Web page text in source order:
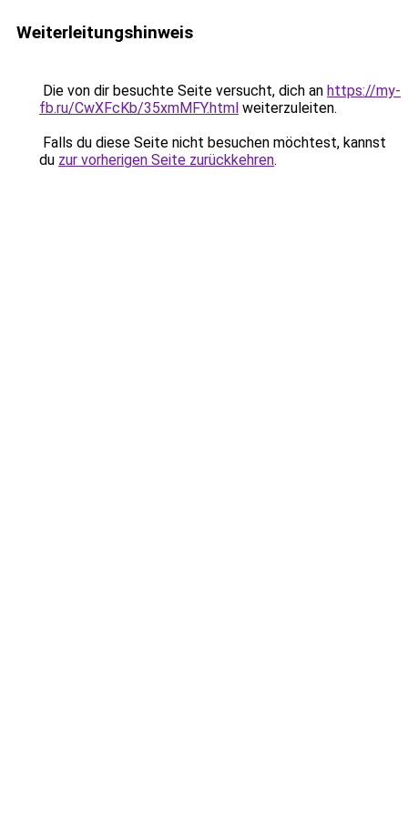
Weiterleitungshinweis
Die von dir besuchte Seite versucht, dich an https://my-
fb.ru/CwXFcKb/35xmMFY.html weiterzuleiten.
Falls du diese Seite nicht besuchen möchtest, kannst
du zur vorherigen Seite zurückkehren.